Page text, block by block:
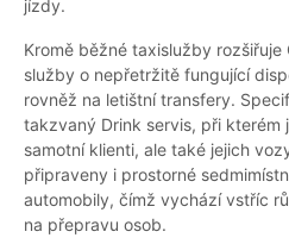
jízdy.
Kromě běžné taxislužby rozšiřuje
služby o nepřetržitě fungující
rovněž na letištní transfery.
takzvaný Drink servis, při kterém
samotní klienti, ale také jejich
připraveny i prostorné
automobily, čímž vychází vstříc
na přepravu osob.